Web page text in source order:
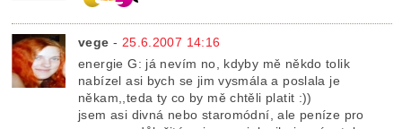
vege - 25.6.2007 14:16
energie G: já nevím no, kdyby mě někdo tolik
nabízel asi bych se jim vysmála a poslala je
někam,,teda ty co by mě chtěli platit :))
jsem asi divná nebo staromódní, ale peníze pro